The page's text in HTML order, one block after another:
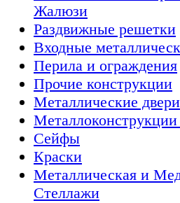
Жалюзи
Раздвижные решетки
Входные
Перила и ограждения
Прочие конструкции
Металлические двери
Сейфы
Краски
Металлическая и
Стеллажи